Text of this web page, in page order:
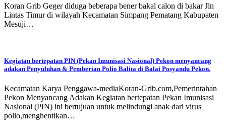
Koran Grib Geger diduga beberapa bener bakal calon di bakar Jln
Lintas Timur di wilayah Kecamatan Simpang Pematang Kabupaten
Mesuji…
Kegiatan bertepatan PIN (Pekan Imunisasi Nasional) Pekon menyancang
adakan Penyuluhan & Pemberian Polio Balita di Balai Posyandu Pekon.
Kecamatan Karya Penggawa-mediaKoran-Grib.com,Pemerintahan
Pekon Menyancang Adakan Kegiatan bertepatan Pekan Imunisasi
Nasional (PIN) ini bertujuan untuk melindungi anak dari virus
polio,menghentikan…